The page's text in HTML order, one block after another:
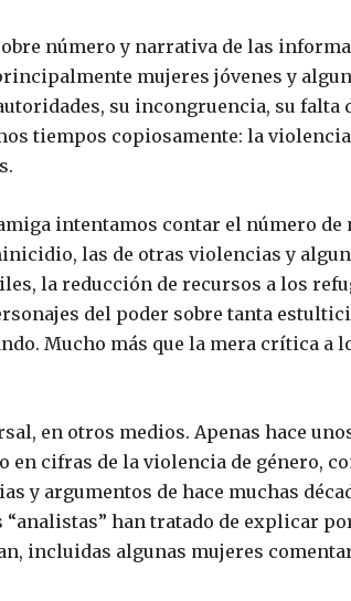
número y narrativa de las
mujeres jóvenes y
su incongruencia, su falta
tiempos copiosamente: la
intentamos contar el número
las de otras violencias y
la reducción de recursos a los
del poder sobre tanta
Mucho más que la mera crítica a
en otros medios. Apenas hace
en cifras de la violencia de género,
y argumentos de hace muchas
“analistas” han tratado de explicar
incluidas algunas mujeres